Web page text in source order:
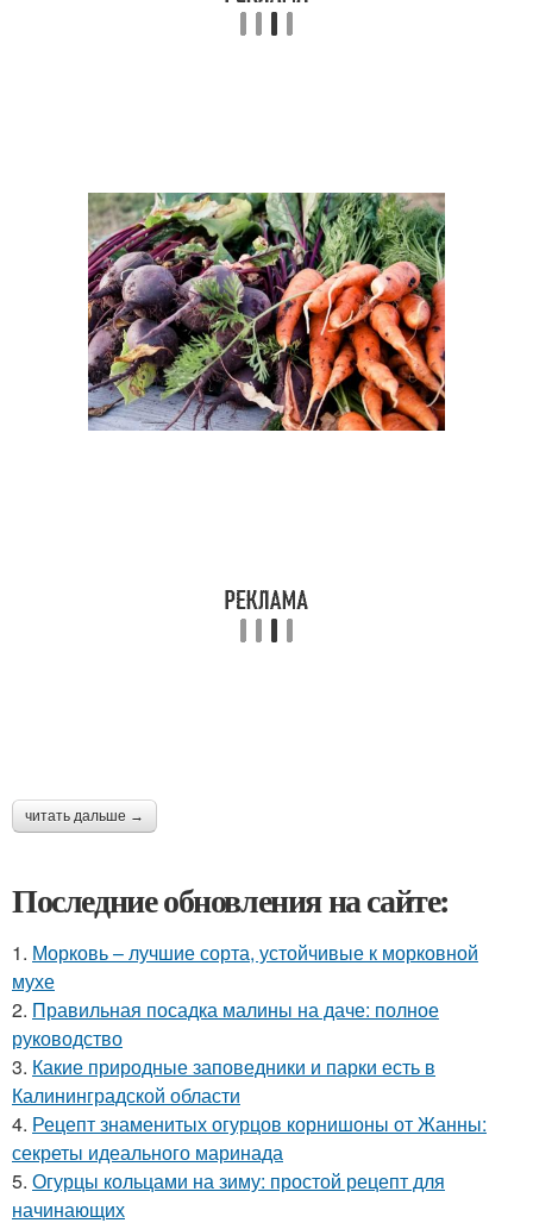
читать дальше →
Последние обновления на сайте:
1. Морковь – лучшие сорта, устойчивые к морковной
мухе
2. Правильная посадка малины на даче: полное
руководство
3. Какие природные заповедники и парки есть в
Калининградской области
4. Рецепт знаменитых огурцов корнишоны от Жанны:
секреты идеального маринада
5. Огурцы кольцами на зиму: простой рецепт для
начинающих